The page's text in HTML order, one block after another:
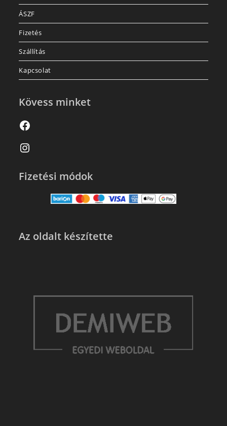
ÁSZF
Fizetés
Szállítás
Kapcsolat
Kövess minket
Fizetési módok
Az oldalt készítette